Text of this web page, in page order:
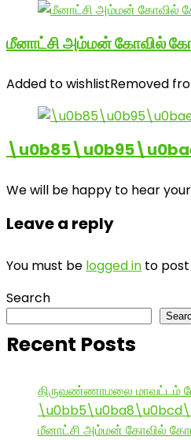
மீனாட்சி அம்மன் கோவில்
Added to wishlistRemoved
We will be happy to hear
Leave a reply
You must be logged in to
Search
Recent Posts
திருவண்ணாமலை மாவட்டம்
மீனாட்சி அம்மன் கோவில்